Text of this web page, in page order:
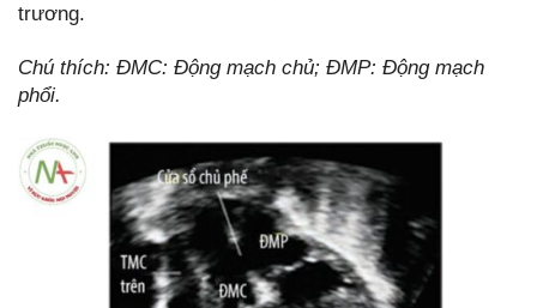
trương.
Chú thích: ĐMC: Động mạch chủ; ĐMP: Động mạch
phổi.